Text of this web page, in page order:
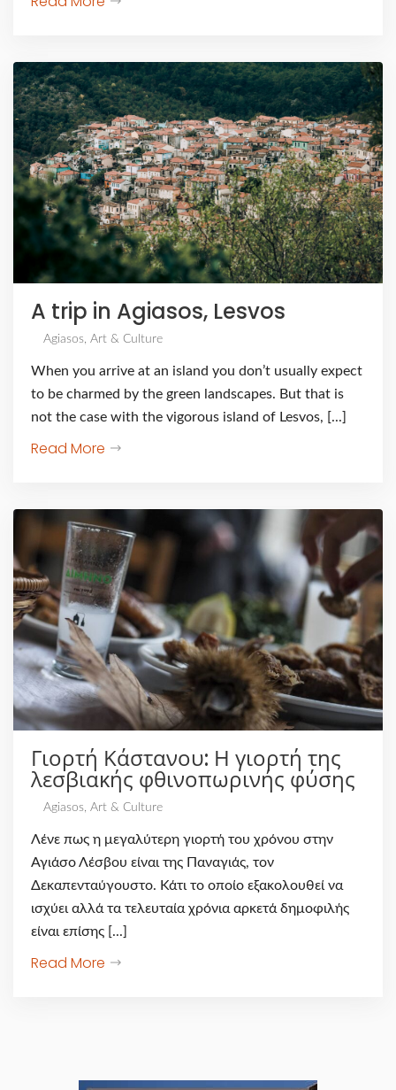
A trip in Agiasos, Lesvos
Agiasos, Art & Culture
When you arrive at an island you don’t usually expect
to be charmed by the green landscapes. But that is
not the case with the vigorous island of Lesvos, [...]
Read More
Γιορτή Κάστανου: Η γιορτή της
λεσβιακής φθινοπωρινής φύσης
Agiasos, Art & Culture
Λένε πως η μεγαλύτερη γιορτή του χρόνου στην
Αγιάσο Λέσβου είναι της Παναγιάς, τον
Δεκαπενταύγουστο. Κάτι το οποίο εξακολουθεί να
ισχύει αλλά τα τελευταία χρόνια αρκετά δημοφιλής
είναι επίσης [...]
Read More